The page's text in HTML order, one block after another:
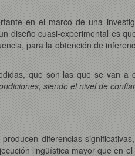
en el marco de una
diseño cuasi-experimental es
para la obtención de
que son las que se van a
siendo el nivel de
diferencias
lingüística mayor que en